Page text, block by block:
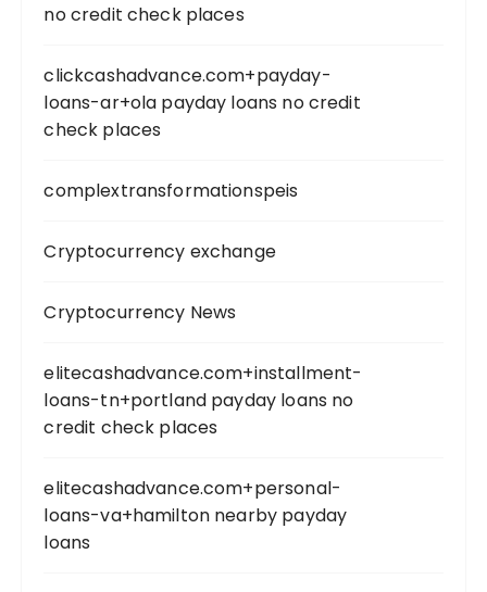
no credit check places
clickcashadvance.com+payday-
loans-ar+ola payday loans no credit
check places
complextransformationspeis
Cryptocurrency exchange
Cryptocurrency News
elitecashadvance.com+installment-
loans-tn+portland payday loans no
credit check places
elitecashadvance.com+personal-
loans-va+hamilton nearby payday
loans